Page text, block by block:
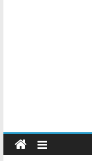
Kerala